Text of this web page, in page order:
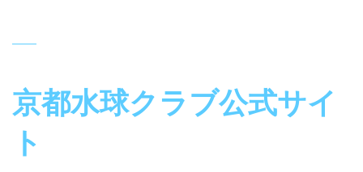
京都水球クラブ公式サイ
ト